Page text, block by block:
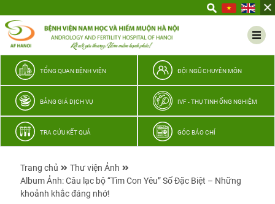
thương
TỔNG QUAN BỆNH VIỆN ĐỘI NGŨ CHUYÊN MÔN
BẢNG GIÁ DỊCH VỤ IVF - THỤ TINH ỐNG NGHIỆM
TRA CỨU KẾT QUẢ GÓC BÁO CHÍ
Trang chủ
Thư viện Ảnh
Album Ảnh: Câu lạc bộ “Tìm Con Yêu” Số Đặc Biệt – Những
khoảnh khắc đáng nhớ!